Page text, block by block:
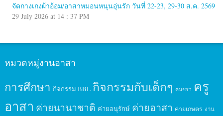
จัดกางเกงผ้าอ้อม/อาสาหมอนหนุนอุ่นรัก วันที่ 22-23, 29-30 ส.ค. 2569
29 July 2026 at 14 : 37 PM
หมวดหมู่งานอาสา
การศึกษา กิจกรรม BBL กิจกรรมกับเด็กๆ คนชรา ครู
อาสา ค่ายนานาชาติ ค่ายอนุรักษ์ ค่ายอาสา ค่ายเกษตร งาน